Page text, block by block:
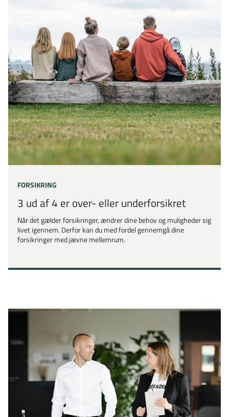
FORSIKRING
3 ud af 4 er over- eller underforsikret
Når det gælder forsikringer, ændrer dine behov og muligheder sig
livet igennem. Derfor kan du med fordel gennemgå dine
forsikringer med jævne mellemrum.